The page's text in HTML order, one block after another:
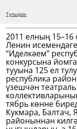
Тулырак
2011 елның
Ленин
“Иделкәем”
конкурсына
тууына 125 ел
республика
үзешчән
тябрь көнне
Кукмара, Балтач,
районыннан